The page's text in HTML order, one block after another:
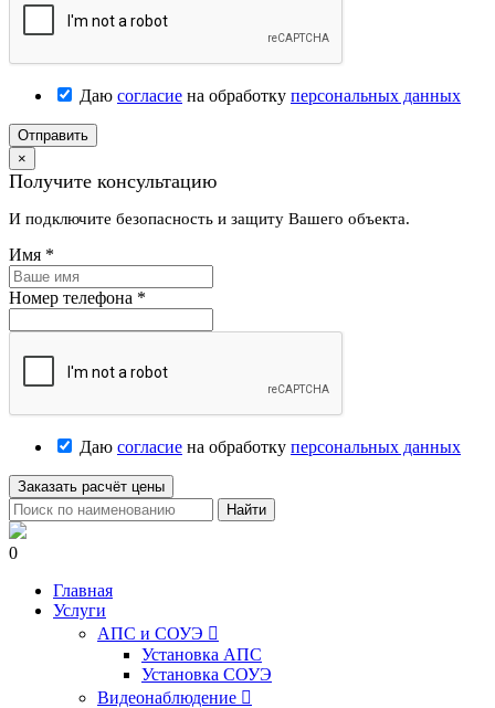
Даю согласие на обработку персональных данных
Отправить
×
Получите консультацию
И подключите безопасность и защиту Вашего объекта.
Имя *
Номер телефона *
Даю согласие на обработку персональных данных
Заказать расчёт цены
Найти
0
Главная
Услуги
АПС и СОУЭ 
Установка АПС
Установка СОУЭ
Видеонаблюдение 